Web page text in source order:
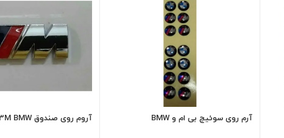
آرم روی سوئیچ بی ام و BMW آروم روی صندوق 3M BMW